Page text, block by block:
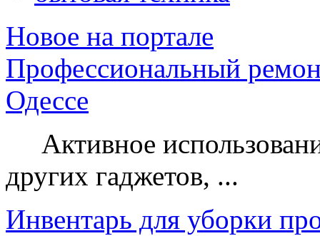
Новое на портале
Профессиональный
Одессе
Активное
других гаджетов, ...
Инвентарь для уборки